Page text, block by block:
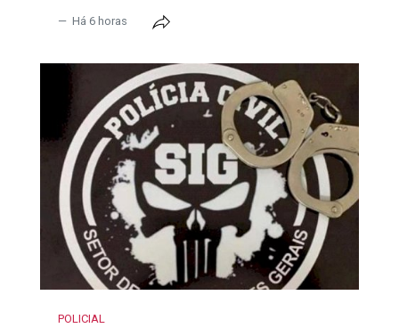
Há 6 horas
POLICIAL